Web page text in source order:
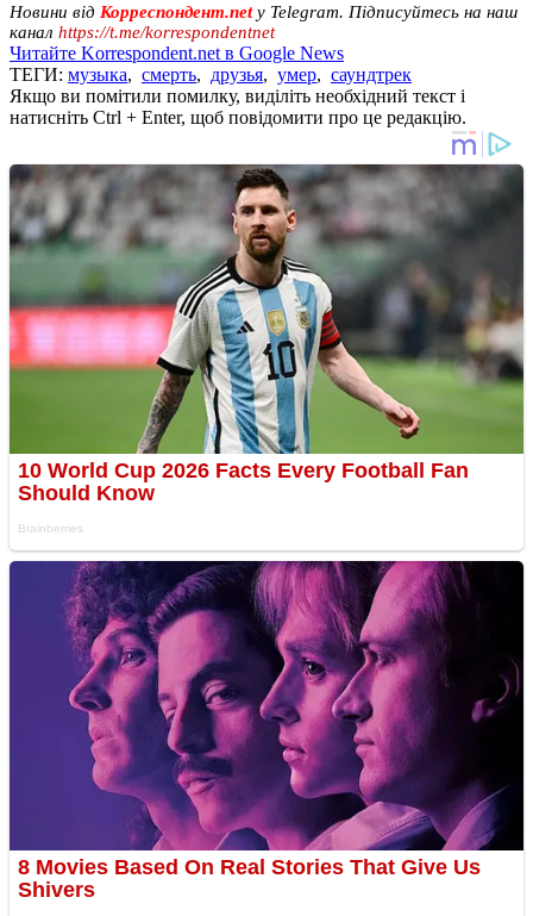
Новини від Корреспондент.netу Telegram. Підписуйтесь на наш
канал https://t.me/korrespondentnet
Читайте Korrespondent.net в Google News
ТЕГИ: музыка, смерть, друзья, умер, саундтрек
Якщо ви помітили помилку, виділіть необхідний текст і
натисніть Ctrl + Enter, щоб повідомити про це редакцію.